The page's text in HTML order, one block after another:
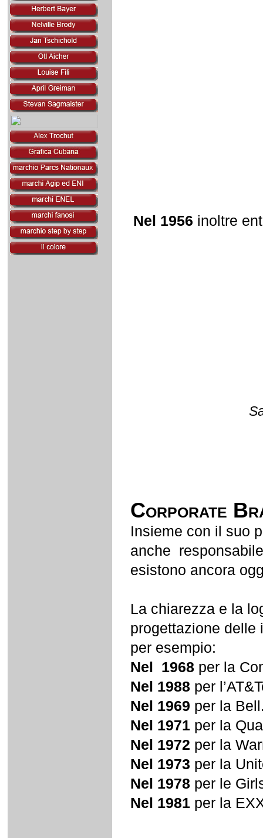
Nel 1956 inoltre
Corporate
Insieme con il suo
anche
esistono ancora
La chiarezza e la
progettazione delle
per esempio:
Nel 1968 per la
Nel 1988 per
Nel 1969 per la
Nel 1971 per la
Nel 1972 per la
Nel 1973 per la
Nel 1978 per le
Nel 1981 per la